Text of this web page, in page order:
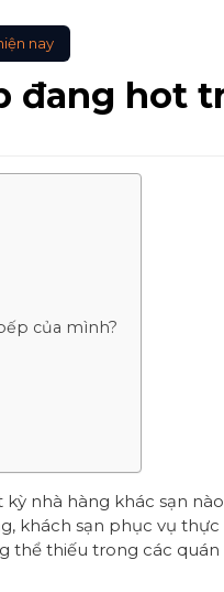
nay
đang hot
của mình?
nhà hàng khác sạn
khách sạn phục vụ thực
thể thiếu trong các quán